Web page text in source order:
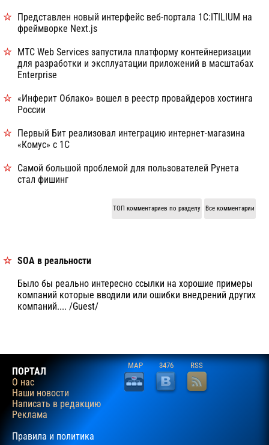
Представлен новый интерфейс веб-портала 1С:ITILIUM на
фреймворке Next.js
МТС Web Services запустила платформу контейнеризации
для разработки и эксплуатации приложений в масштабах
Enterprise
«Инферит Облако» вошел в реестр провайдеров хостинга
России
Первый Бит реализовал интеграцию интернет-магазина
«Комус» с 1С
Самой большой проблемой для пользователей Рунета
стал фишинг
Все комментарии
ТОП комментариев по разделу
SOA в реальности
Было бы реально интересно ссылки на хорошие примеры
компаний которые вводили или ошибки внедрений других
компаний.... /Guest/
ПОРТАЛ
О нас
Наши новости
Написать в редакцию
Реклама
Правила и политика
MAP 3476 RSS